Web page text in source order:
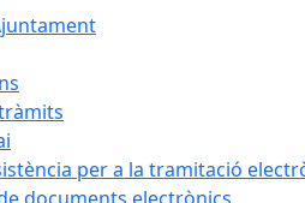
per a la tramitació